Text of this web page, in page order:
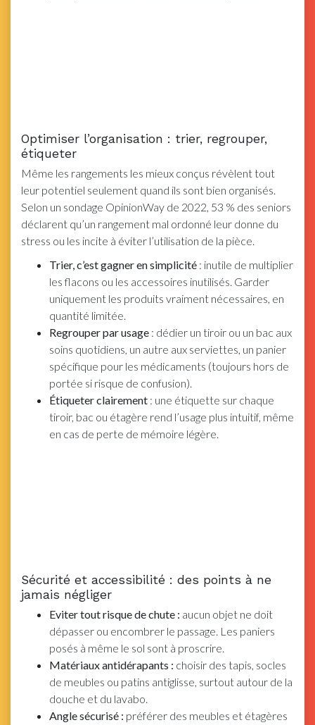
Optimiser l’organisation : trier, regrouper,
étiqueter
Même les rangements les mieux conçus révèlent tout
leur potentiel seulement quand ils sont bien organisés.
Selon un sondage OpinionWay de 2022, 53 % des seniors
déclarent qu’un rangement mal ordonné leur donne du
stress ou les incite à éviter l’utilisation de la pièce.
Trier, c’est gagner en simplicité : inutile de multiplier
les flacons ou les accessoires inutilisés. Garder
uniquement les produits vraiment nécessaires, en
quantité limitée.
Regrouper par usage : dédier un tiroir ou un bac aux
soins quotidiens, un autre aux serviettes, un panier
spécifique pour les médicaments (toujours hors de
portée si risque de confusion).
Étiqueter clairement : une étiquette sur chaque
tiroir, bac ou étagère rend l’usage plus intuitif, même
en cas de perte de mémoire légère.
Sécurité et accessibilité : des points à ne
jamais négliger
Eviter tout risque de chute : aucun objet ne doit
dépasser ou encombrer le passage. Les paniers
posés à même le sol sont à proscrire.
Matériaux antidérapants : choisir des tapis, socles
de meubles ou patins antiglisse, surtout autour de la
douche et du lavabo.
Angle sécurisé : préférer des meubles et étagères